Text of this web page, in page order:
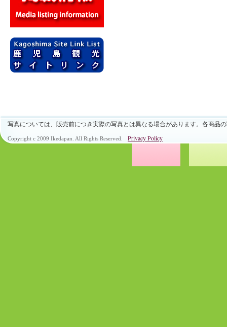
写真については、販売前につき実際の写真とは異なる場合があります。各商品
Copyright c 2009 Ikedapan. All Rights Reserved. Privacy Policy